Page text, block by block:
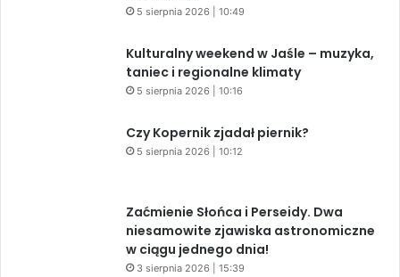
Kulturalny weekend w Jaśle – muzyka,
5 sierpnia 2026 | 10:16
Czy Kopernik zjadał piernik?
w ciągu jednego dnia!
3 sierpnia 2026 | 15:39
Z książką sięgaj gwiazd!